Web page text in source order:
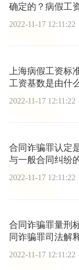
确定的？病假工
2022-11-17 12:11:22
上海病假工资标
工资基数是由什
2022-11-17 12:11:22
合同诈骗罪认定
与一般合同纠纷
罪构成要件有哪些
2022-11-17 12:11:22
合同诈骗罪量刑
同诈骗罪司法解
2022-11-17 12:11:22